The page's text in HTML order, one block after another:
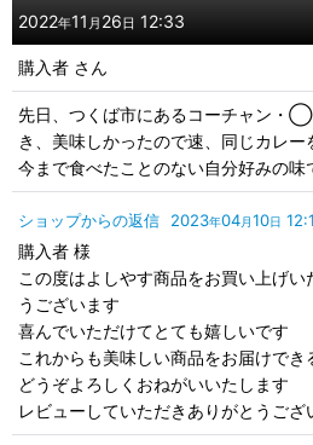
2022年11 月 26日 12:33
購入者 さん
先日、つくば市にあるコーチャン
き、美味しかったので速、同じカレー
今まで食べたことのない自分好みの味
ショップからの返信 2023年04月10日
購入者 様
この度はよしやす商品をお買い上げい
うございます
喜んでいただけてとても嬉しいです
これからも美味しい商品をお届けでき
どうぞよろしくおねがいいたします
レビューしていただきありがとうござ